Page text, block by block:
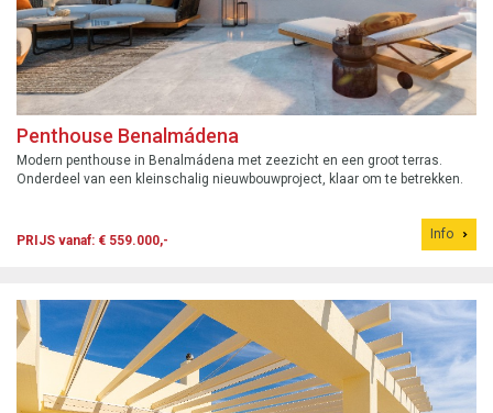
Penthouse Benalmádena
Modern penthouse in Benalmádena met zeezicht en een groot terras.
Onderdeel van een kleinschalig nieuwbouwproject, klaar om te betrekken.
PRIJS vanaf: € 559.000,- Info